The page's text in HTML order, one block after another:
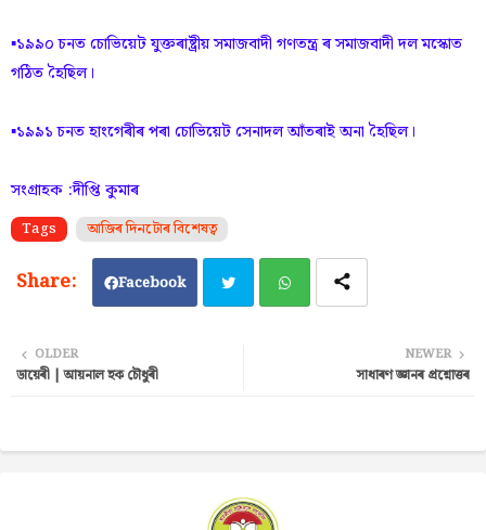
▪️১৯৯০ চনত চোভিয়েট যুক্তৰাষ্ট্ৰীয় সমাজবাদী গণতন্ত্ৰ ৰ সমাজবাদী দল মস্কোত
গঠিত হৈছিল।
▪️১৯৯১ চনত হাংগেৰীৰ পৰা চোভিয়েট সেনাদল আঁতৰাই অনা হৈছিল।
সংগ্ৰাহক :দীপ্তি কুমাৰ
Tags আজিৰ দিনটোৰ বিশেষত্ব
Facebook
NEWER
সাধাৰণ জ্ঞানৰ প্ৰশ্নোত্তৰ
OLDER
ডায়েৰী | আয়নাল হক চৌধুৰী